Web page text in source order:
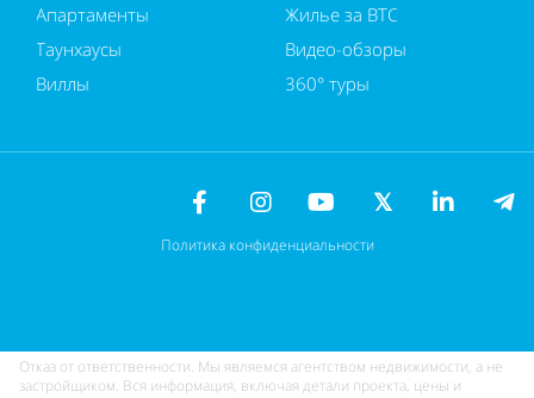
Апартаменты
Таунхаусы
Виллы
Жилье за BTC
Видео-обзоры
360° туры
Политика конфиденциальности
Отказ от ответственности. Мы являемся агентством недвижимости, а не
застройщиком. Вся информация, включая детали проекта, цены и